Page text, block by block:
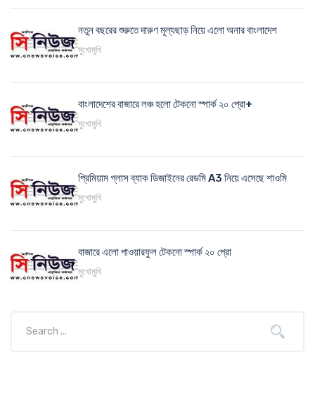
নতুন বছরের শুরুতে দারুণ মূল্যছাড় নিয়ে এলো অনার বাংলাদেশ
মুখোমুখি
বাংলাদেশের বাজারে লঞ্চ হলো টেকনো স্পার্ক ২০ প্রো+
মুখোমুখি
প্রিমিয়াম গ্লাস ব্যাক ডিজাইনের রেডমি A3 নিয়ে এসেছে শাওমি
মুখোমুখি
বাজারে এলো পাওয়ারফুল টেকনো স্পার্ক ২০ প্রো
মুখোমুখি